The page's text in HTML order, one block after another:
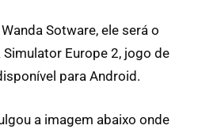
Sotware, ele será o
Europe 2, jogo de
para Android.
a imagem abaixo onde